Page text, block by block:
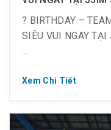
? BIRTHDAY –
SIÊU VUI NGAY
khoẻ, vừa vui
Xem Chi Tiết